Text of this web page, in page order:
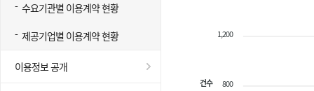
수요기관별 이용계약 현황
제공기업별 이용계약 현황
이용정보 공개
1,200
800
건수